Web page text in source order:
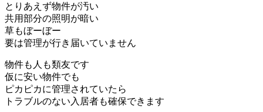
とりあえず物件が汚い
共用部分の照明が暗い
草もぼーぼー
要は管理が行き届いていません
物件も人も類友です
仮に安い物件でも
ピカピカに管理されていたら
トラブルのない入居者も確保できます